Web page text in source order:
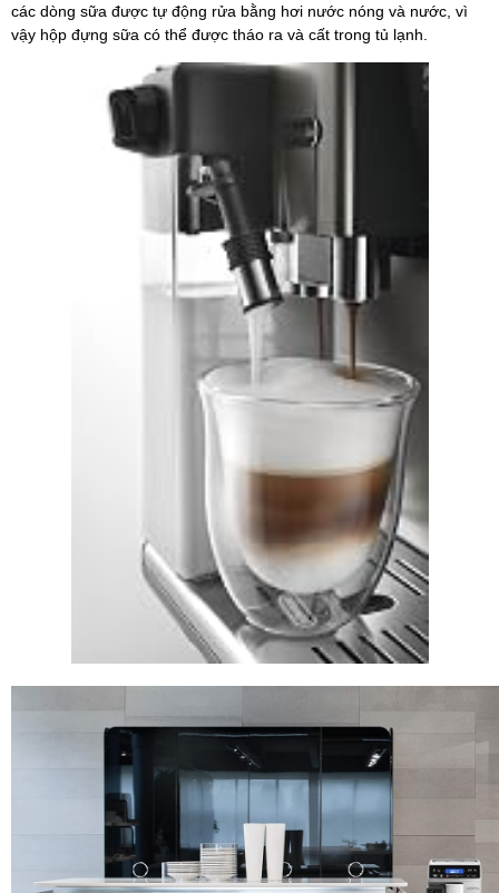
các dòng sữa được tự động rửa bằng hơi nước nóng và nước, vì
vậy hộp đựng sữa có thể được tháo ra và cất trong tủ lạnh.